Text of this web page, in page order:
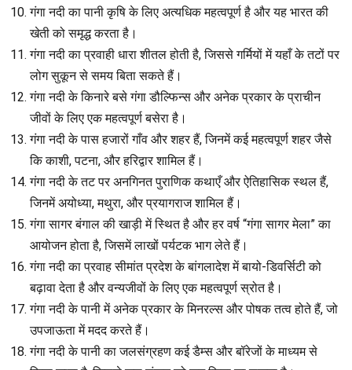
गंगा नदी का पानी कृषि के लिए अत्यधिक महत्वपूर्ण है और यह भारत की
खेती को समृद्ध करता है।
गंगा नदी का प्रवाही धारा शीतल होती है, जिससे गर्मियों में यहाँ के तटों पर
लोग सुकून से समय बिता सकते हैं।
गंगा नदी के किनारे बसे गंगा डौल्फिन्स और अनेक प्रकार के प्राचीन
जीवों के लिए एक महत्वपूर्ण बसेरा है।
गंगा नदी के पास हजारों गाँव और शहर हैं, जिनमें कई महत्वपूर्ण शहर जैसे
कि काशी, पटना, और हरिद्वार शामिल हैं।
गंगा नदी के तट पर अनगिनत पुराणिक कथाएँ और ऐतिहासिक स्थल हैं,
जिनमें अयोध्या, मथुरा, और प्रयागराज शामिल हैं।
गंगा सागर बंगाल की खाड़ी में स्थित है और हर वर्ष “गंगा सागर मेला” का
आयोजन होता है, जिसमें लाखों पर्यटक भाग लेते हैं।
गंगा नदी का प्रवाह सीमांत प्रदेश के बांगलादेश में बायो-डिवर्सिटी को
बढ़ावा देता है और वन्यजीवों के लिए एक महत्वपूर्ण स्रोत है।
गंगा नदी के पानी में अनेक प्रकार के मिनरल्स और पोषक तत्व होते हैं, जो
उपजाऊता में मदद करते हैं।
गंगा नदी के पानी का जलसंग्रहण कई डैम्स और बॉरेजों के माध्यम से